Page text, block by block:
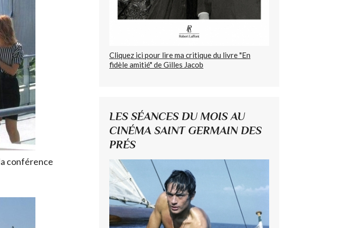
conférence
Cliquez ici pour lire ma critique du livre "En
fidèle amitié" de Gilles Jacob
LES SÉANCES DU MOIS AU
CINÉMA SAINT GERMAIN DES
PRÉS